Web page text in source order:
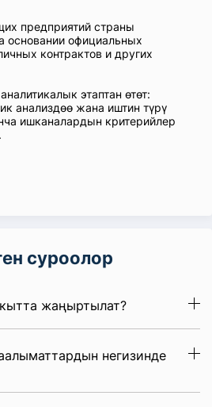
предприятий страны
основании официальных
контрактов и других
этаптан өтөт:
анализдөө жана иштин түрү
ишканалардын критерийлер
суроолор
жаңыртылат?
негизинде